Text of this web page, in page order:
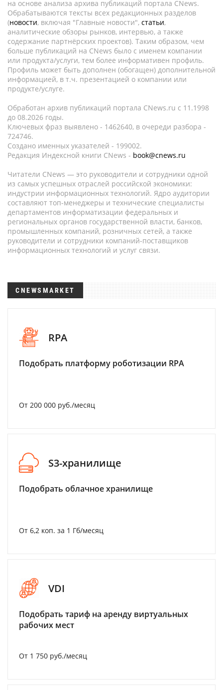
на основе анализа архива публикаций портала CNews.
Обрабатываются тексты всех редакционных разделов
(новости, включая "Главные новости", статьи,
аналитические обзоры рынков, интервью, а также
содержание партнёрских проектов). Таким образом, чем
больше публикаций на CNews было с именем компании
или продукта/услуги, тем более информативен профиль.
Профиль может быть дополнен (обогащен) дополнительной
информацией, в т.ч. презентацией о компании или
продукте/услуге.
Обработан архив публикаций портала CNews.ru c 11.1998
до 08.2026 годы.
Ключевых фраз выявлено - 1462640, в очереди разбора -
724746.
Создано именных указателей - 199002.
Редакция Индексной книги CNews - book@cnews.ru
Читатели CNews — это руководители и сотрудники одной
из самых успешных отраслей российской экономики:
индустрии информационных технологий. Ядро аудитории
составляют топ-менеджеры и технические специалисты
департаментов информатизации федеральных и
региональных органов государственной власти, банков,
промышленных компаний, розничных сетей, а также
руководители и сотрудники компаний-поставщиков
информационных технологий и услуг связи.
CNEWSMARKET
RPA
Подобрать платформу роботизации RPA
От 200 000 руб./месяц
S3-хранилище
Подобрать облачное хранилище
От 6,2 коп. за 1 Гб/месяц
VDI
Подобрать тариф на аренду виртуальных
рабочих мест
От 1 750 руб./месяц